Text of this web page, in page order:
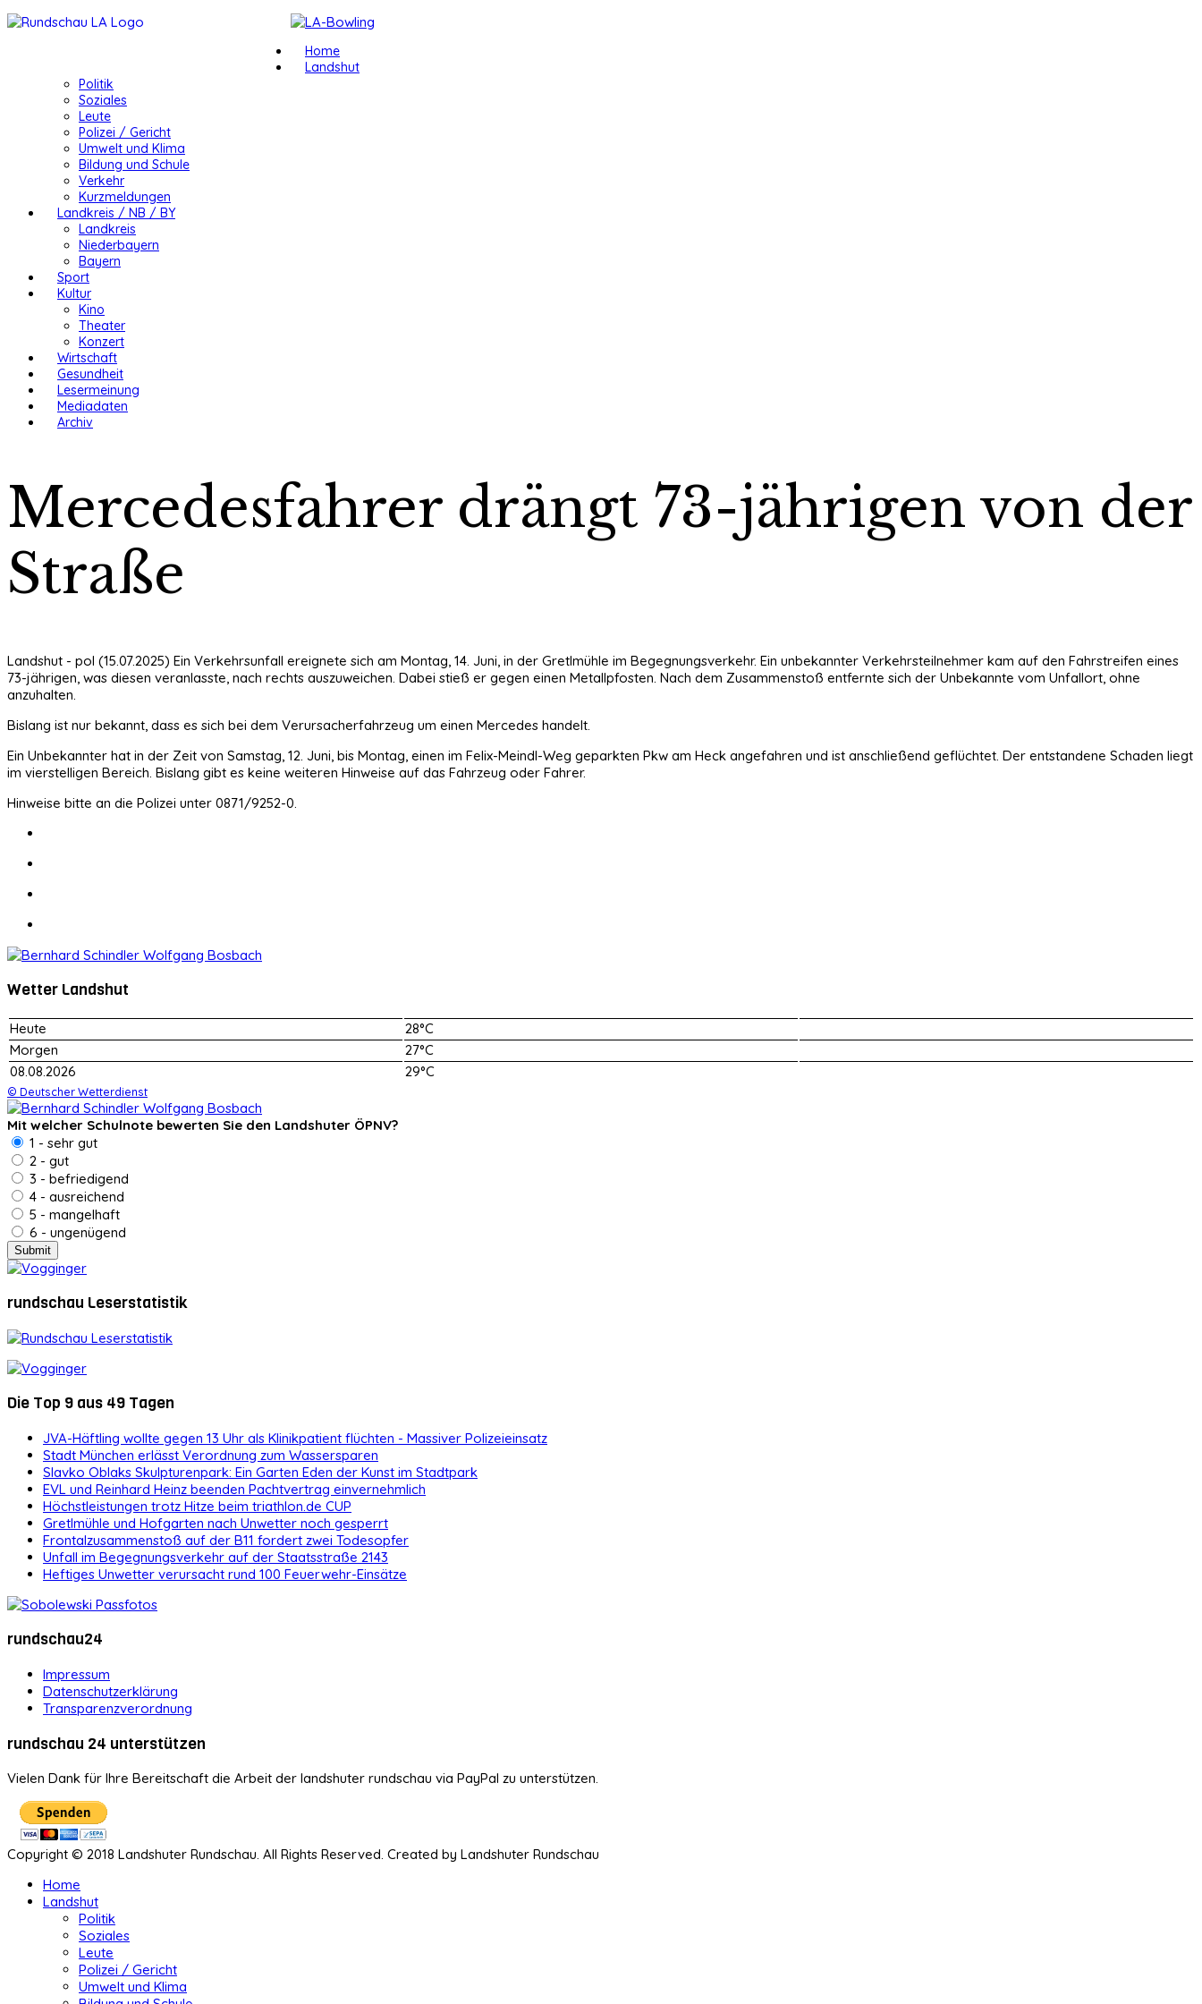
Home
Landshut
Politik
Soziales
Leute
Polizei / Gericht
Umwelt und Klima
Bildung und Schule
Verkehr
Kurzmeldungen
Landkreis / NB / BY
Landkreis
Niederbayern
Bayern
Sport
Kultur
Kino
Theater
Konzert
Wirtschaft
Gesundheit
Lesermeinung
Mediadaten
Archiv
Mercedesfahrer drängt 73-jährigen von der
Straße
Landshut - pol (15.07.2025) Ein Verkehrsunfall ereignete sich am Montag, 14. Juni, in der Gretlmühle im Begegnungsverkehr. Ein unbekannter Verkehrsteilnehmer kam auf den Fahrstreifen eines
73-jährigen, was diesen veranlasste, nach rechts auszuweichen. Dabei stieß er gegen einen Metallpfosten. Nach dem Zusammenstoß entfernte sich der Unbekannte vom Unfallort, ohne
anzuhalten.
Bislang ist nur bekannt, dass es sich bei dem Verursacherfahrzeug um einen Mercedes handelt.
Ein Unbekannter hat in der Zeit von Samstag, 12. Juni, bis Montag, einen im Felix-Meindl-Weg geparkten Pkw am Heck angefahren und ist anschließend geflüchtet. Der entstandene Schaden liegt
im vierstelligen Bereich. Bislang gibt es keine weiteren Hinweise auf das Fahrzeug oder Fahrer.
Hinweise bitte an die Polizei unter 0871/9252-0.
Wetter Landshut
Heute
28°C
Morgen
27°C
08.08.2026
29°C
© Deutscher Wetterdienst
Mit welcher Schulnote bewerten Sie den Landshuter ÖPNV?
1 - sehr gut
2 - gut
3 - befriedigend
4 - ausreichend
5 - mangelhaft
6 - ungenügend
rundschau Leserstatistik
Die Top 9 aus 49 Tagen
JVA-Häftling wollte gegen 13 Uhr als Klinikpatient flüchten - Massiver Polizeieinsatz
Stadt München erlässt Verordnung zum Wassersparen
Slavko Oblaks Skulpturenpark: Ein Garten Eden der Kunst im Stadtpark
EVL und Reinhard Heinz beenden Pachtvertrag einvernehmlich
Höchstleistungen trotz Hitze beim triathlon.de CUP
Gretlmühle und Hofgarten nach Unwetter noch gesperrt
Frontalzusammenstoß auf der B11 fordert zwei Todesopfer
Unfall im Begegnungsverkehr auf der Staatsstraße 2143
Heftiges Unwetter verursacht rund 100 Feuerwehr-Einsätze
rundschau24
Impressum
Datenschutzerklärung
Transparenzverordnung
rundschau 24 unterstützen
Vielen Dank für Ihre Bereitschaft die Arbeit der landshuter rundschau via PayPal zu unterstützen.
Copyright © 2018 Landshuter Rundschau. All Rights Reserved. Created by Landshuter Rundschau
Home
Landshut
Politik
Soziales
Leute
Polizei / Gericht
Umwelt und Klima